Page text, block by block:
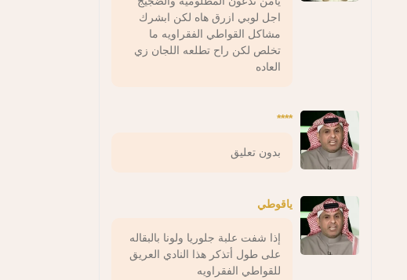
اجل لوبي ازرق هاه لكن ابشرك
مشاكل القواطي الفقراويه ما
تخلص لكن راح تطلعه اللجان زي
العاده
****
بدون تعليق
ياقوطي
إذا شفت علبة جلوريا ولونا بالبقاله
على طول أتذكر هذا النادي العريق
للقواطي الفقراويه